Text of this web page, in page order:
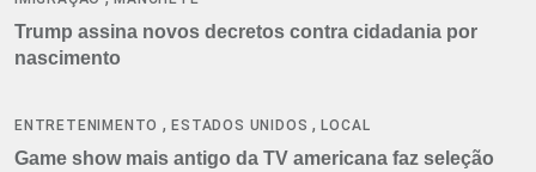
Trump assina novos decretos contra cidadania por
nascimento
ENTRETENIMENTO ,ESTADOS UNIDOS ,LOCAL
Game show mais antigo da TV americana faz seleção